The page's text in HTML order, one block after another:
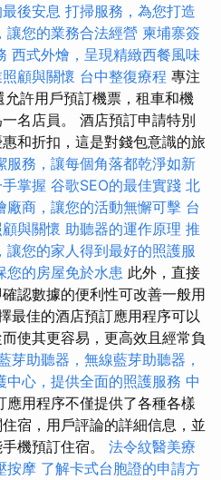
後安息 打掃服務，為您打造
讓您的業務合法經營 柬埔寨簽
西式外燴，呈現精緻西餐風味
顧與關懷 台中整復療程 專注
許用戶預訂機票，租車和機
名店員。 酒店預訂申請特別
和折扣，這是對錢包意識的旅
服務，讓每個角落都乾淨如新
掌握 谷歌SEO的最佳實踐 北
廠商，讓您的活動無懈可擊 台
與關懷 助聽器的運作原理 推
讓您的家人得到最好的照護服
您的房屋免於水患 此外，直接
認數據的便利性可改善一般用
最佳的酒店預訂應用程序可以
使其更容易，更高效且經常負
芽助聽器，無線藍芽助聽器，
中心，提供全面的照護服務 中
應用程序不僅提供了各種各樣
宿，用戶評論的詳細信息，並
機預訂住宿。 法令紋醫美療
按摩 了解卡式台胞證的申請方